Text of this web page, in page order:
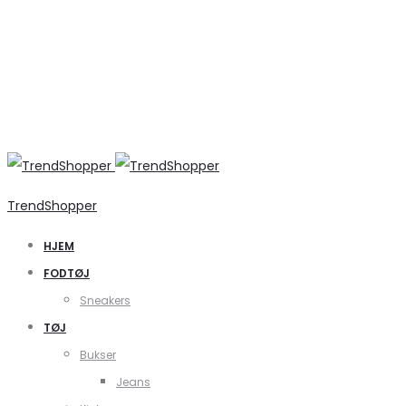
TrendShopper
HJEM
FODTØJ
Sneakers
TØJ
Bukser
Jeans